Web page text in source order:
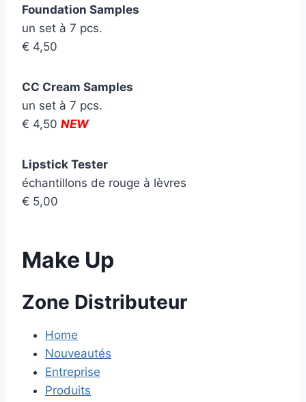
Foundation Samples
un set à 7 pcs.
€ 4,50
CC Cream Samples
un set à 7 pcs.
€ 4,50 NEW
Lipstick Tester
échantillons de rouge à lèvres
€ 5,00
Make Up
Zone Distributeur
Home
Nouveautés
Entreprise
Produits